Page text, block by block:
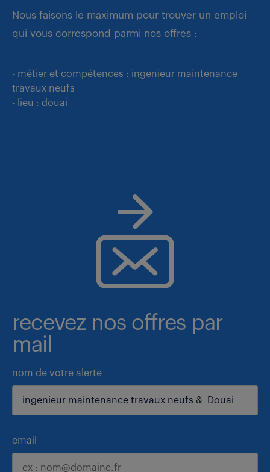
Nous faisons le maximum pour trouver un emploi
qui vous correspond parmi nos offres :
- métier et compétences : ingenieur maintenance
travaux neufs
- lieu : douai
recevez nos offres par
mail
nom de votre alerte
email